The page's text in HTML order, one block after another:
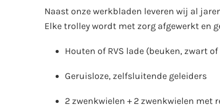
Naast onze werkbladen leveren wij al
Elke trolley wordt met zorg afgewerkt en
Houten of RVS lade (beuken, zwart
Geruisloze, zelfsluitende geleiders
2 zwenkwielen + 2 zwenkwielen met